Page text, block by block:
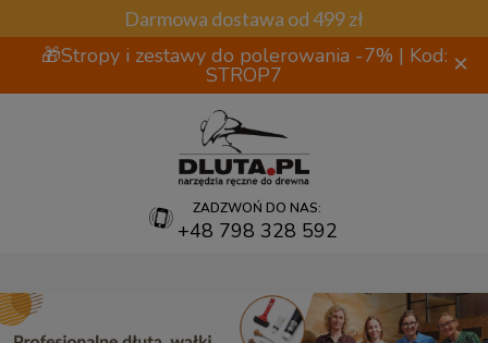
Darmowa dostawa od 499 zł
🎁Stropy i zestawy do polerowania -7% | Kod:
STROP7 ×
ZADZWOŃ DO NAS:
+48 798 328 592